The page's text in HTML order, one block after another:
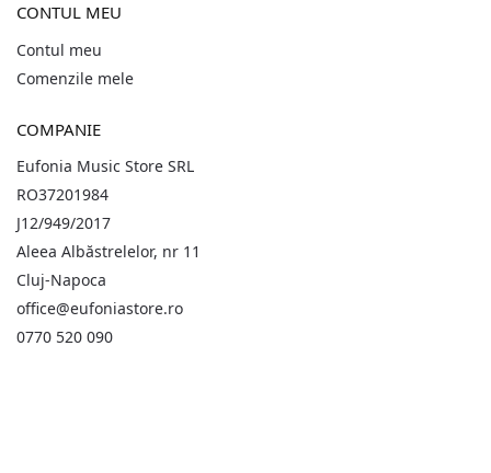
CONTUL MEU
Contul meu
Comenzile mele
COMPANIE
Eufonia Music Store SRL
RO37201984
J12/949/2017
Aleea Albăstrelelor, nr 11
Cluj-Napoca
office@eufoniastore.ro
0770 520 090